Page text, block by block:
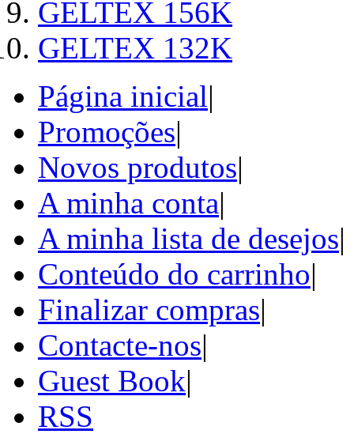
GELTEX 156K
GELTEX 132K
Página inicial|
Promoções|
Novos produtos|
A minha conta|
A minha lista de desejos|
Conteúdo do carrinho|
Finalizar compras|
Contacte-nos|
Guest Book|
RSS